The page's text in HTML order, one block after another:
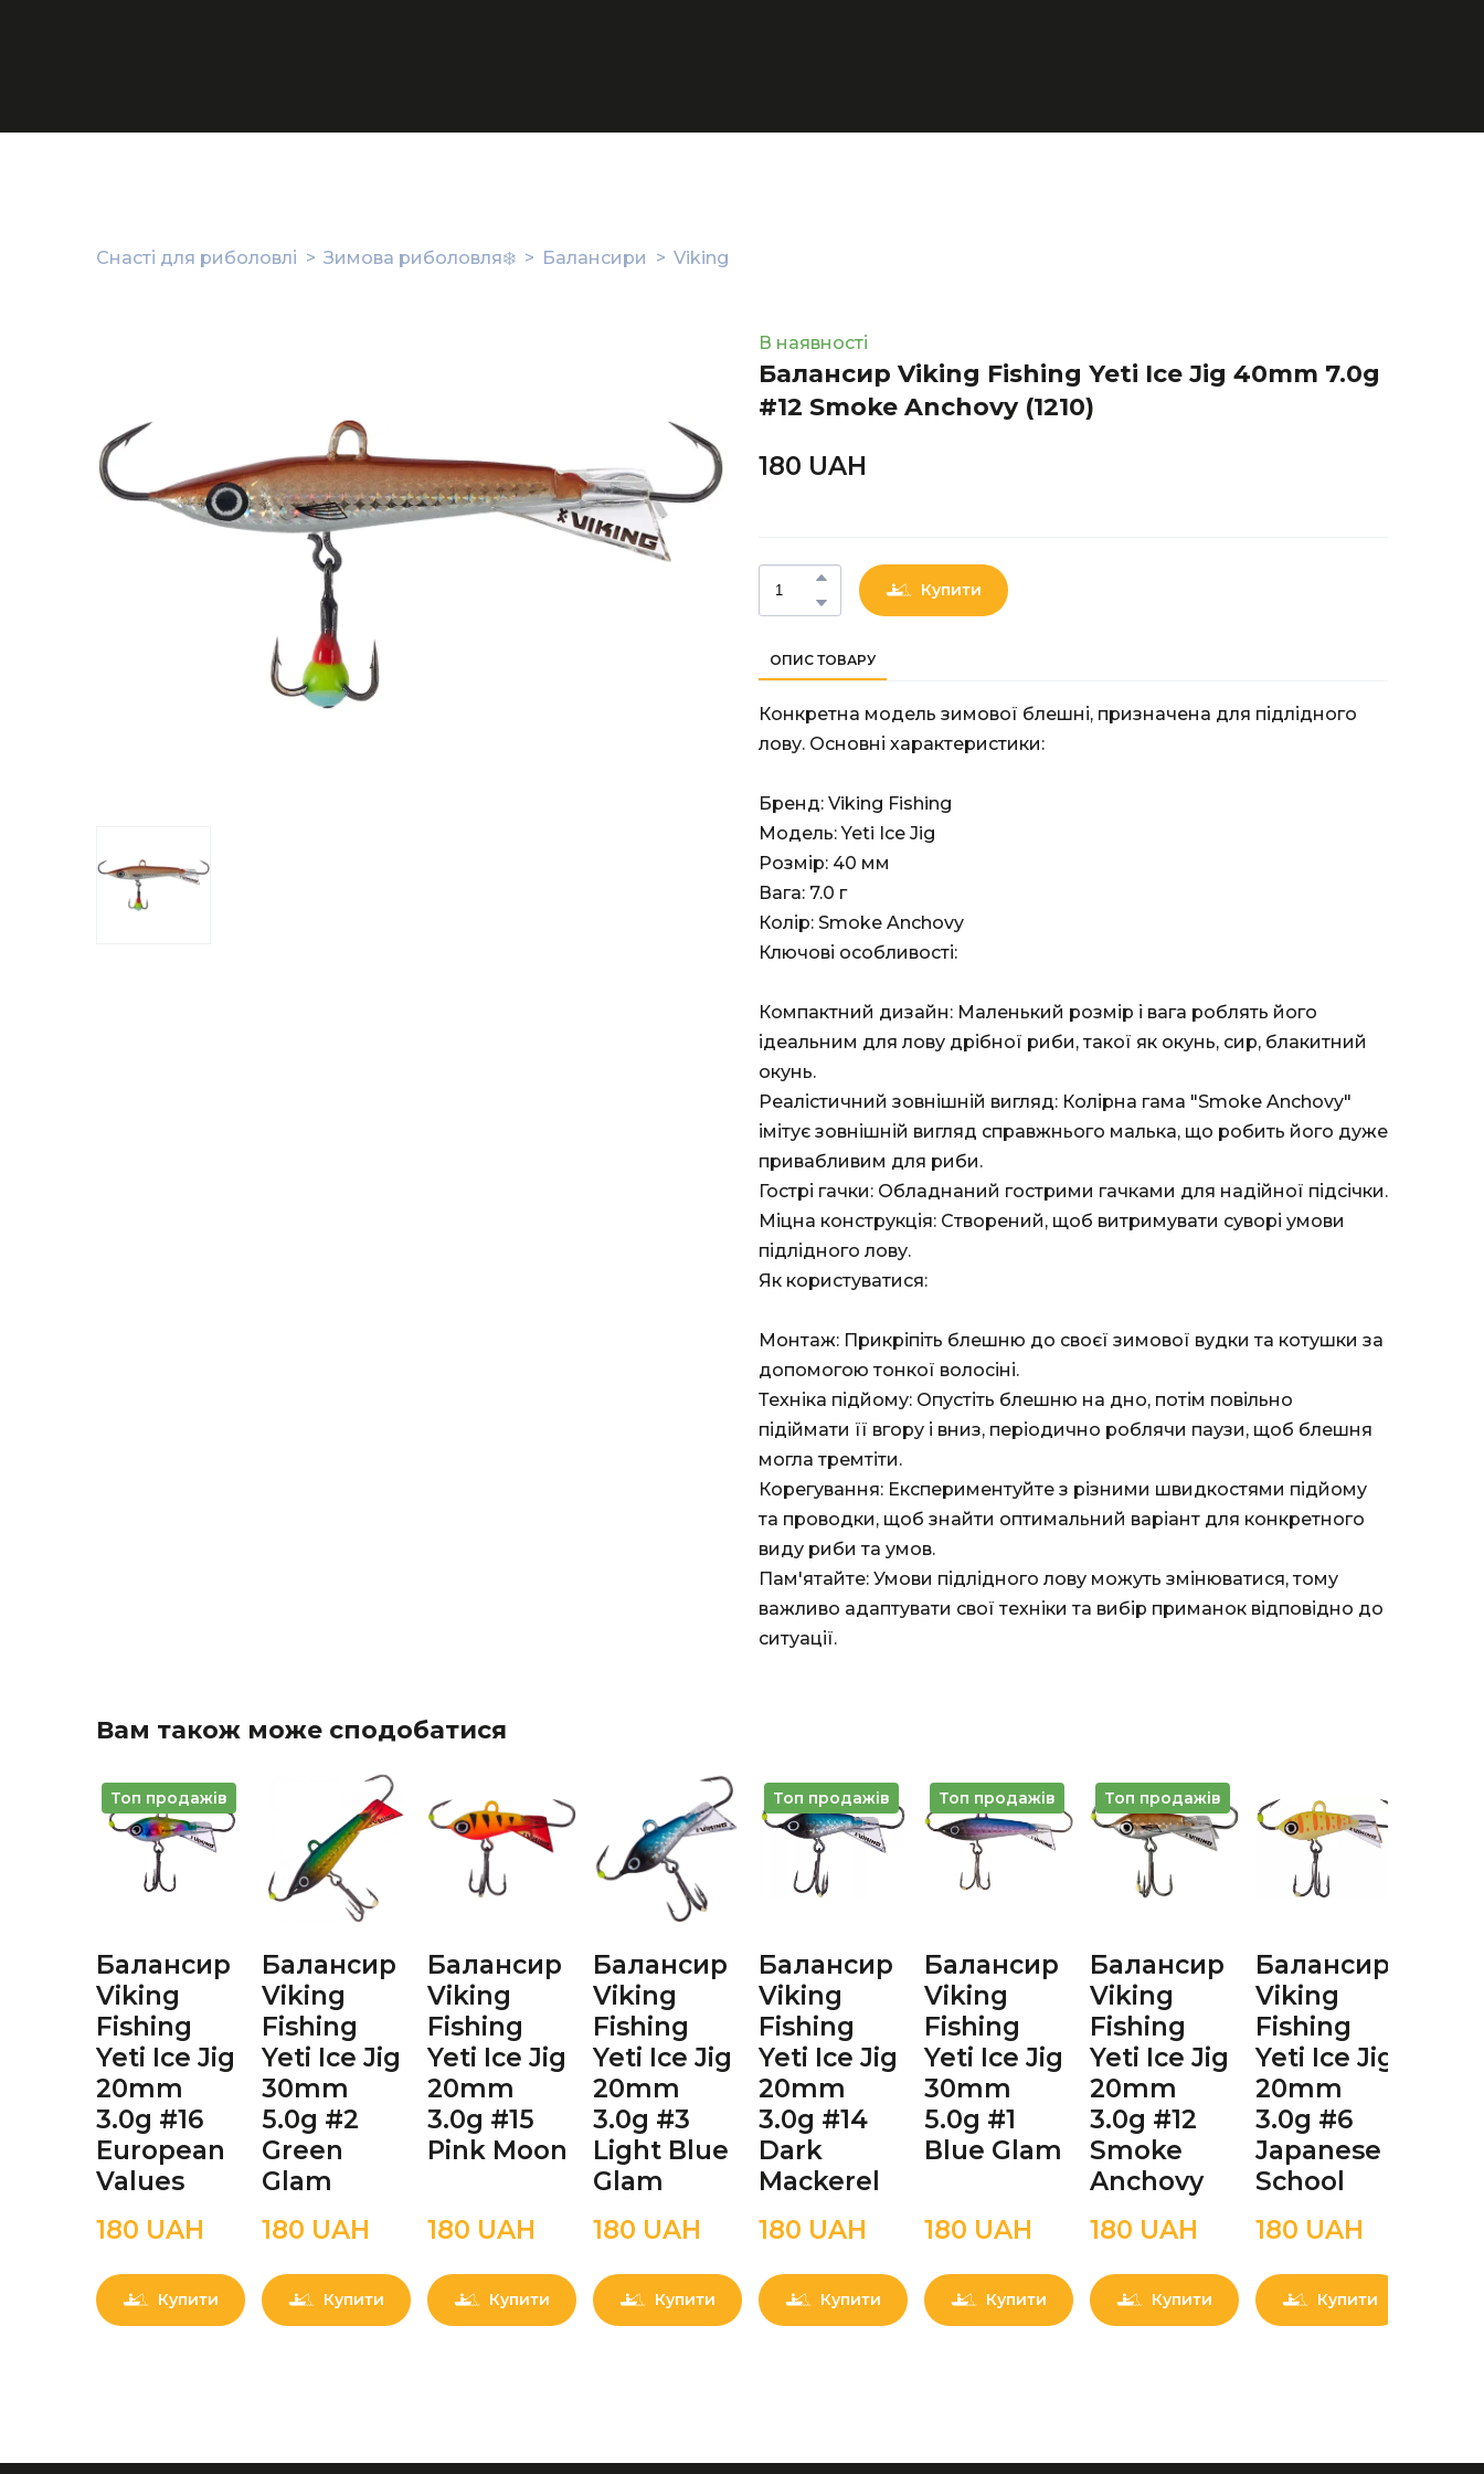
Снасті для риболовлі Зимова риболовля❄️ Балансири Viking
В наявності
Балансир Viking Fishing Yeti Ice Jig 40mm 7.0g
#12 Smoke Anchovy(1210)
180 UAН
Купити
ОПИС ТОВАРУ
Конкретна модель зимової блешні, призначена для підлідного
лову. Основні характеристики:
Бренд: Viking Fishing
Модель: Yeti Ice Jig
Розмір: 40 мм
Вага: 7.0 г
Колір: Smoke Anchovy
Ключові особливості:
Компактний дизайн: Маленький розмір і вага роблять його
ідеальним для лову дрібної риби, такої як окунь, сир, блакитний
окунь.
Реалістичний зовнішній вигляд: Колірна гама "Smoke Anchovy"
імітує зовнішній вигляд справжнього малька, що робить його дуже
привабливим для риби.
Гострі гачки: Обладнаний гострими гачками для надійної підсічки.
Міцна конструкція: Створений, щоб витримувати суворі умови
підлідного лову.
Як користуватися:
Монтаж: Прикріпіть блешню до своєї зимової вудки та котушки за
допомогою тонкої волосіні.
Техніка підйому: Опустіть блешню на дно, потім повільно
підіймати її вгору і вниз, періодично роблячи паузи, щоб блешня
могла тремтіти.
Корегування: Експериментуйте з різними швидкостями підйому
та проводки, щоб знайти оптимальний варіант для конкретного
виду риби та умов.
Пам'ятайте: Умови підлідного лову можуть змінюватися, тому
важливо адаптувати свої техніки та вибір приманок відповідно до
ситуації.
Вам також може сподобатися
Топ продажів
Балансир
Viking
Fishing
Yeti Ice Jig
20mm
3.0g #16
European
Values
180 UAН
Купити
Балансир
Viking
Fishing
Yeti Ice Jig
30mm
5.0g #2
Green
Glam
180 UAН
Купити
Балансир
Viking
Fishing
Yeti Ice Jig
20mm
3.0g #15
Pink Moon
180 UAН
Купити
Балансир
Viking
Fishing
Yeti Ice Jig
20mm
3.0g #3
Light Blue
Glam
180 UAН
Купити
Топ продажів
Балансир
Viking
Fishing
Yeti Ice Jig
20mm
3.0g #14
Dark
Mackerel
180 UAН
Купити
Топ продажів
Балансир
Viking
Fishing
Yeti Ice Jig
30mm
5.0g #1
Blue Glam
180 UAН
Купити
Топ продажів
Балансир
Viking
Fishing
Yeti Ice Jig
20mm
3.0g #12
Smoke
Anchovy
180 UAН
Купити
Балансир
Viking
Fishing
Yeti Ice Jig
20mm
3.0g #6
Japanese
School
180 UAН
Купити